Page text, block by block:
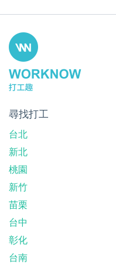
尋找打工
台北
新北
桃園
新竹
苗栗
台中
彰化
台南